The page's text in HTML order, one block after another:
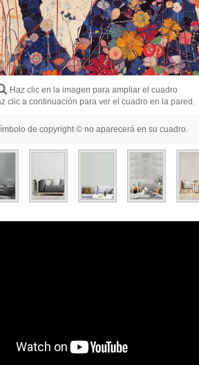
Haz clic en la imagen para ampliar el cuadro
clic a continuación para ver el cuadro en la pared.
de copyright © no aparecerá en su cuadro.